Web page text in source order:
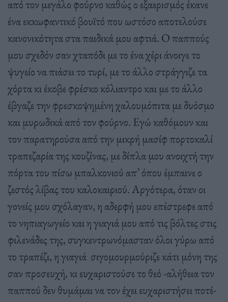
από τον μεγάλο φούρνο καθώς ο εξαερισμός έκανε
ένα εκκωφαντικό βουϊτό που ωστόσο αποτελούσε
κανονικότητα στα παιδικά μου αφτιά. Ο παππούς
μου σχεδόν σαν χταπόδι με το ένα χέρι άνοιγε το
ψυγείο να πιάσει το τυρί, με το άλλο στράγγιζε τα
χόρτα κι έκοβε φρέσκο κόλιαντρο και με το άλλο
έβγαζε την φρεσκοψημένη χαλουμόπιτα με δυόσμο
και μυρωδικά από τον φούρνο. Εγώ καθόμουν και
τον παρατηρούσα από την μικρή μασίφ πορτοκαλί
τραπεζαρία της κουζίνας, με δίπλα μου ανοιχτή την
πόρτα του πίσω μπαλκονιού απ’ όπου έμπαινε ο
ζεστός λίβας του καλοκαιριού. Αργότερα, όταν οι
γονείς μου σχόλαγαν, η αδερφή μου επέστρεφε από
το νηπιαγωγείο και η γιαγιά μου από τις βόλτες στις
φιλενάδες της, συγκεντρωνόμασταν όλοι γύρω από
το τραπέζι, η γιαγιά σιγομουρμούριζε κάτι μόνη της
σαν προσευχή, κι ευχαριστούσε το θεό -αλήθεια τον
παππού δεν θυμάμαι να τον έχει ευχαριστήσει ποτέ-